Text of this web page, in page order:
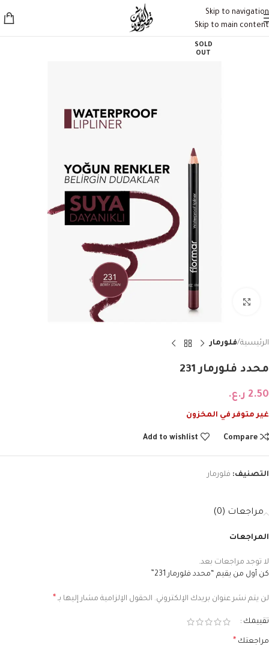
Skip to navigation
Skip to main content
SOLD
OUT
الرئيسية فلورمار
محدد فلورمار 231
2.50 ر.ع.
غير متوفر في المخزون
Compare
Add to wishlist
التصنيف: فلورمار
مراجعات (0)
المراجعات
لا توجد مراجعات بعد.
كن أول من يقيم “محدد فلورمار 231”
لن يتم نشر عنوان بريدك الإلكتروني. الحقول الإلزامية مشار إليها بـ *
تقييمك
مراجعتك *